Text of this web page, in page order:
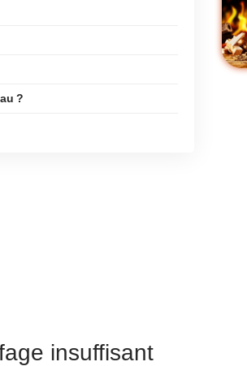
?
insuffisant